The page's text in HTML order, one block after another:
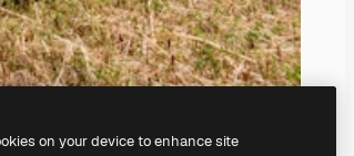
on your device to enhance site